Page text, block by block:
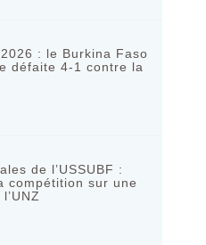
: le Burkina Faso
défaite 4-1 contre la
de l’USSUBF :
compétition sur une